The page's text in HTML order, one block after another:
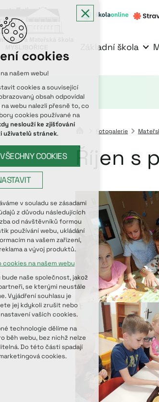
Základní škola
Fotogalerie
Říjen
cookies
našem webu!
cookies a související
obsah odpovídal
webu nalezli přesně to, co
cookies používané na
neslouží ke zjišťování
uživatelů stránek.
COOKIES
cookies
webu
stránek (session):
volby jazyka, apod.
cookies
(Google, Seznam,
na našem webu
COOKIES
VOLITELNÁ
v souladu se zásadami
z důvodu následujících
od návštěvníků formou
používání webu, ukládání
na vašem zařízení,
a vývoj produktů.
cookies na našem webu
naše společnost, jakož
se kterými neustále
Vyjádření souhlasu je
jej kdykoli zrušit nebo
vašich cookies.
technologie dělíme na
běh webu, bez nichž nelze
Do této části spadají
cookies.